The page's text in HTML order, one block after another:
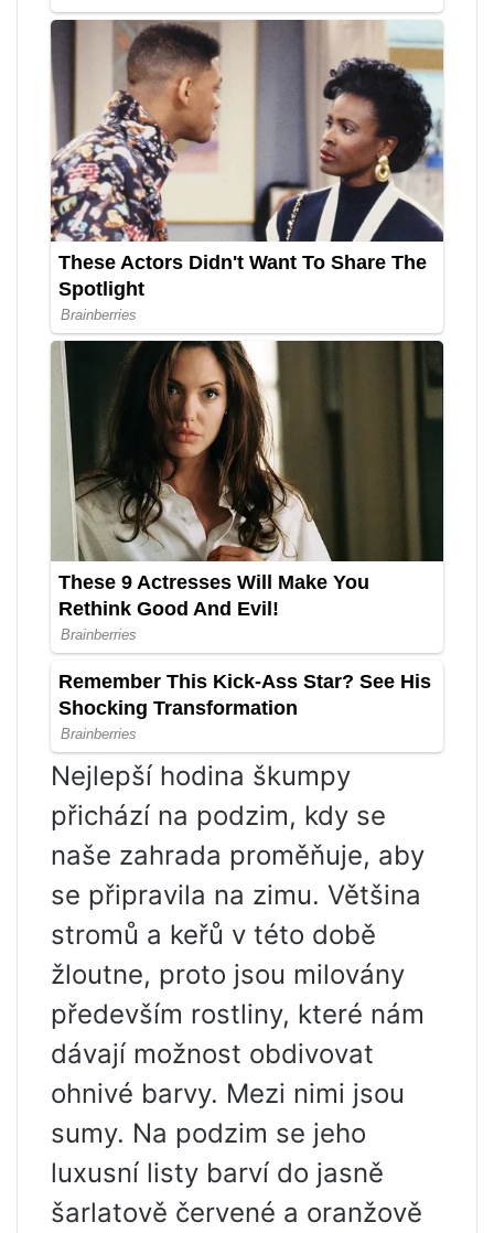
Nejlepší hodina škumpy
přichází na podzim, kdy se
naše zahrada proměňuje, aby
se připravila na zimu. Většina
stromů a keřů v této době
žloutne, proto jsou milovány
především rostliny, které nám
dávají možnost obdivovat
ohnivé barvy. Mezi nimi jsou
sumy. Na podzim se jeho
luxusní listy barví do jasně
šarlatově červené a oranžově